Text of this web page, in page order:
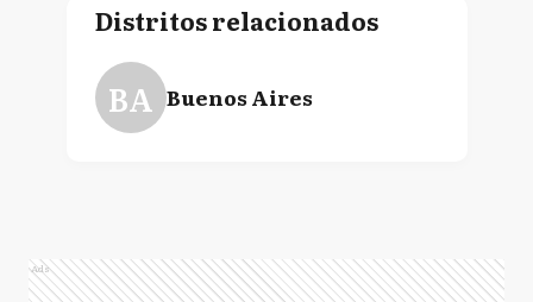
Distritos relacionados
BA Buenos Aires
Ads